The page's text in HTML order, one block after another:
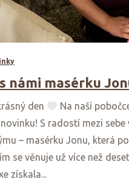
námi masérku
den
Na naší
S radostí mezi sebe
– masérku Jonu, která
se věnuje už více než
získala...